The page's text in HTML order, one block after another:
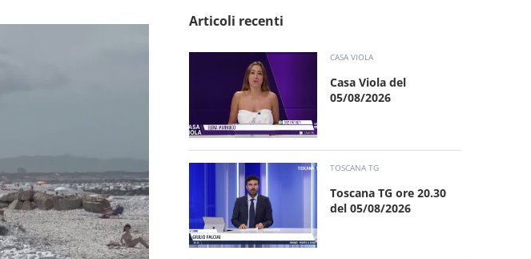
Articoli recenti
CASA VIOLA
Casa Viola del
05/08/2026
TOSCANA TG
Toscana TG ore 20.30
del 05/08/2026